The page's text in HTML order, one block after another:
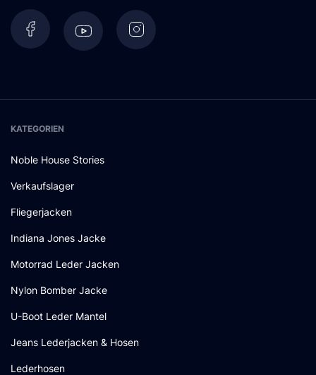
KATEGORIEN
Noble House Stories
Verkaufslager
Fliegerjacken
Indiana Jones Jacke
Motorrad Leder Jacken
Nylon Bomber Jacke
U-Boot Leder Mantel
Jeans Lederjacken & Hosen
Lederhosen